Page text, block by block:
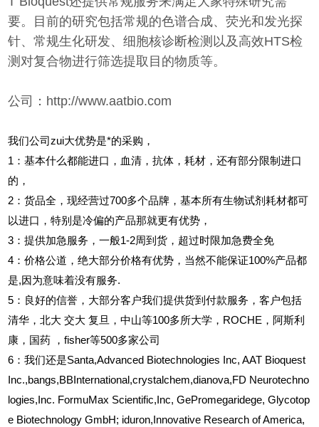
要。目前的研究包括常规的色谱合成、荧光和发光探
针、常规生化研发、细胞核诊断检测以及高效HTS检
测对复合物进行筛选提取目的物质等。
公司：http://www.aatbio.com
我们公司zui大优势是*的采购，
1 ：基本什么都能进口，血清，抗体，耗材，还有部分限制进口
的，
2 ：货品全，现经营过700多个品牌，基本所有生物试剂耗材都可
以进口，特别是冷偏的产品那就更有优势，
3 ：提供加急服务，一般1-2周到货，超过时限加急费全免
4 ：价格公道，绝大部分价格有优势，当然不能保证100%产品都
是,因为意味着没有服务.
5 ：良好的信誉，大部分客户我们提供货到付款服务，客户包括
清华，北大 交大 复旦，中山等100多所大学，ROCHE，阿斯利
康，国药
，fisher等500多家公司
6 ：我们还是Santa,Advanced Biotechnologies Inc, AAT Bioquest
Inc.,bangs,BBInternational,crystalchem,dianova,FD Neurotechno
logies,Inc. FormuMax Scientific,Inc, GePromegaridege, Glycotop
e Biotechnology GmbH; iduron,Innovative Research of America,